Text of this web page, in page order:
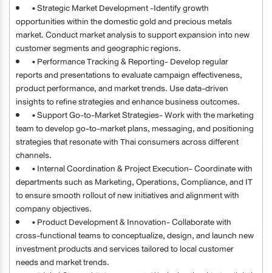
• Strategic Market Development -Identify growth
opportunities within the domestic gold and precious metals
market. Conduct market analysis to support expansion into new
customer segments and geographic regions.
• Performance Tracking & Reporting- Develop regular
reports and presentations to evaluate campaign effectiveness,
product performance, and market trends. Use data-driven
insights to refine strategies and enhance business outcomes.
• Support Go-to-Market Strategies- Work with the marketing
team to develop go-to-market plans, messaging, and positioning
strategies that resonate with Thai consumers across different
channels.
• Internal Coordination & Project Execution- Coordinate with
departments such as Marketing, Operations, Compliance, and IT
to ensure smooth rollout of new initiatives and alignment with
company objectives.
• Product Development & Innovation- Collaborate with
cross-functional teams to conceptualize, design, and launch new
investment products and services tailored to local customer
needs and market trends.